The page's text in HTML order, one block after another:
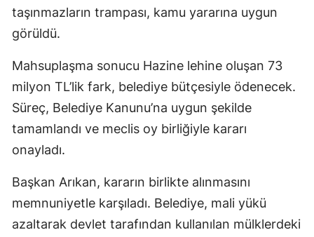
taşınmazların trampası, kamu yararına uygun
görüldü.
Mahsuplaşma sonucu Hazine lehine oluşan 73
milyon TL’lik fark, belediye bütçesiyle ödenecek.
Süreç, Belediye Kanunu’na uygun şekilde
tamamlandı ve meclis oy birliğiyle kararı
onayladı.
Başkan Arıkan, kararın birlikte alınmasını
memnuniyetle karşıladı. Belediye, mali yükü
azaltarak devlet tarafından kullanılan mülklerdeki